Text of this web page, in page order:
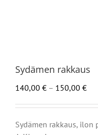
Sydämen rakkaus
140,00 € – 150,00 €
Sydämen rakkaus, ilon